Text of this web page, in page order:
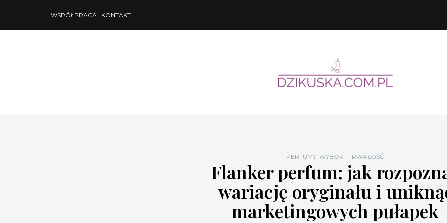
WSPÓŁPRACA I KONTAKT
PERFUMY: WYBÓR I TRWAŁOŚĆ
Flanker perfum: jak
wariację oryginału i
marketingowych pułapek